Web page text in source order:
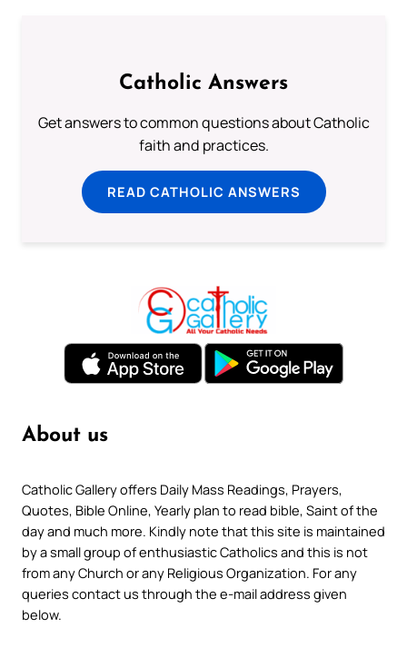
Catholic Answers
Get answers to common questions about Catholic
faith and practices.
READ CATHOLIC ANSWERS
About us
Catholic Gallery offers Daily Mass Readings, Prayers,
Quotes, Bible Online, Yearly plan to read bible, Saint of the
day and much more. Kindly note that this site is maintained
by a small group of enthusiastic Catholics and this is not
from any Church or any Religious Organization. For any
queries contact us through the e-mail address given
below.